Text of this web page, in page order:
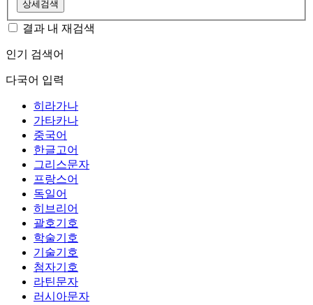
상세검색
결과 내 재검색
인기 검색어
다국어 입력
히라가나
가타카나
중국어
한글고어
그리스문자
프랑스어
독일어
히브리어
괄호기호
학술기호
기술기호
첨자기호
라틴문자
러시아문자